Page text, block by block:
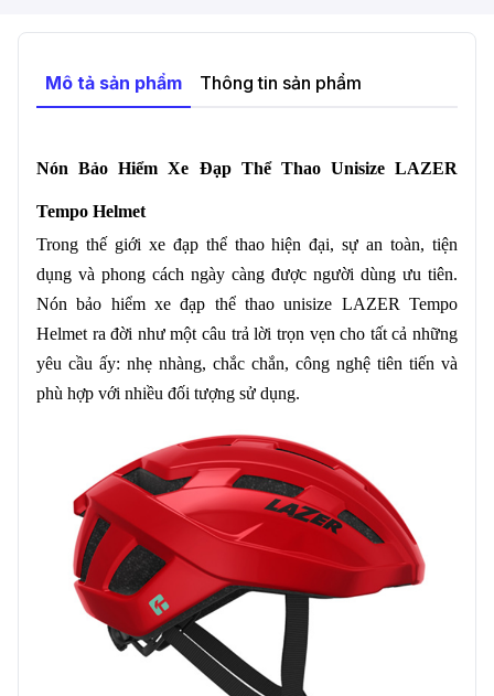
Mô tả sản phẩm Thông tin sản phẩm
Nón Bảo Hiểm Xe Đạp Thể Thao Unisize LAZER
Tempo Helmet
Trong thế giới xe đạp thể thao hiện đại, sự an toàn, tiện
dụng và phong cách ngày càng được người dùng ưu tiên.
Nón bảo hiểm xe đạp thể thao unisize LAZER Tempo
Helmet ra đời như một câu trả lời trọn vẹn cho tất cả những
yêu cầu ấy: nhẹ nhàng, chắc chắn, công nghệ tiên tiến và
phù hợp với nhiều đối tượng sử dụng.